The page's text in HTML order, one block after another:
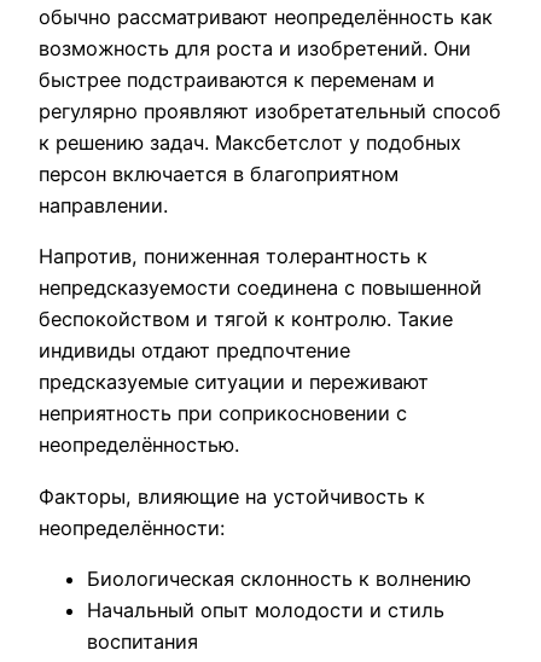
обычно рассматривают неопределённость как
возможность для роста и изобретений. Они
быстрее подстраиваются к переменам и
регулярно проявляют изобретательный способ
к решению задач. Максбетслот у подобных
персон включается в благоприятном
направлении.
Напротив, пониженная толерантность к
непредсказуемости соединена с повышенной
беспокойством и тягой к контролю. Такие
индивиды отдают предпочтение
предсказуемые ситуации и переживают
неприятность при соприкосновении с
неопределённостью.
Факторы, влияющие на устойчивость к
неопределённости:
Биологическая склонность к волнению
Начальный опыт молодости и стиль
воспитания